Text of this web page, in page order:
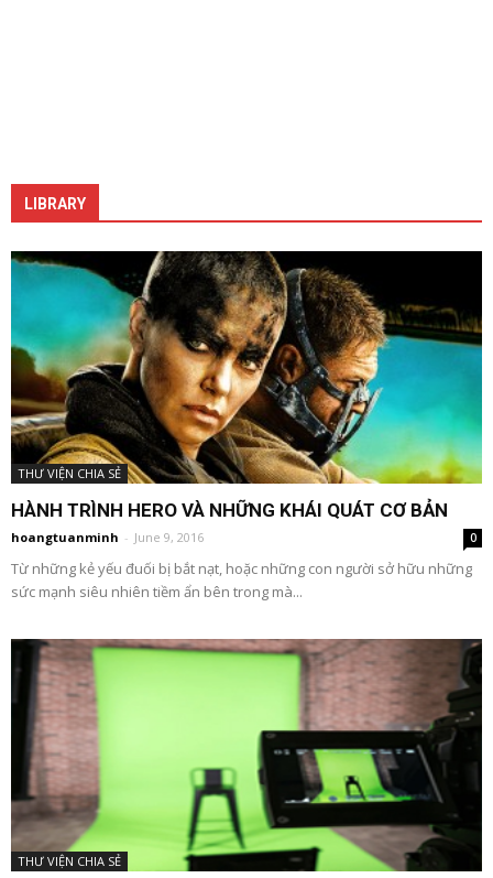
LIBRARY
THƯ VIỆN CHIA SẺ
HÀNH TRÌNH HERO VÀ NHỮNG KHÁI QUÁT CƠ BẢN
hoangtuanminh - June 9, 2016 0
Từ những kẻ yếu đuối bị bắt nạt, hoặc những con người sở hữu những
sức mạnh siêu nhiên tiềm ẩn bên trong mà...
THƯ VIỆN CHIA SẺ